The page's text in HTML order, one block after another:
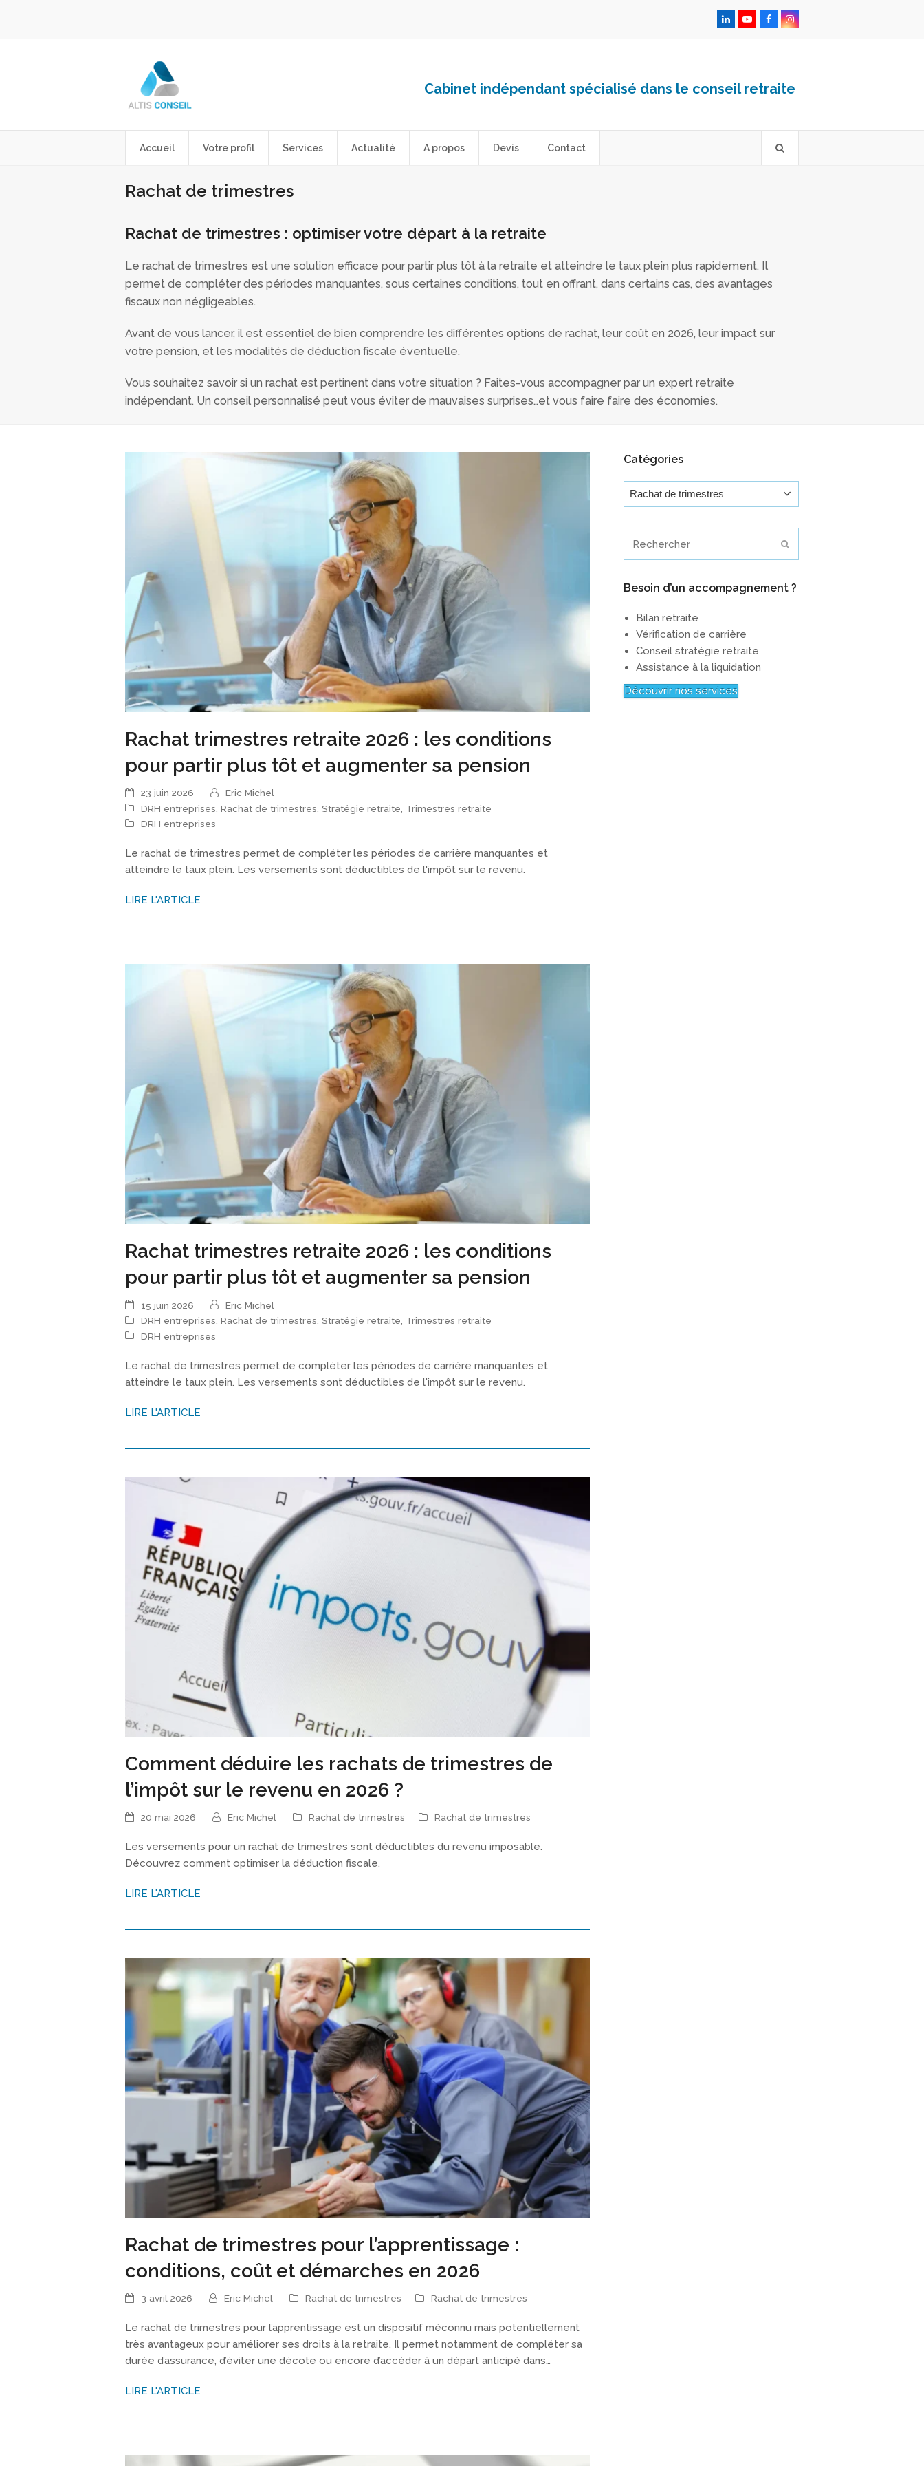
LinkedInYouTubeFacebookInstagram
Cabinet indépendant spécialisé dans le conseil retraite
Accueil Votre profil Services Actualité A propos Devis Contact
Rachat de trimestres
Rachat de trimestres : optimiser votre départ à la retraite
Le rachat de trimestres est une solution efficace pour partir plus tôt à la retraite et atteindre le taux plein plus rapidement. Il
permet de compléter des périodes manquantes, sous certaines conditions, tout en offrant, dans certains cas, des avantages
fiscaux non négligeables.
Avant de vous lancer, il est essentiel de bien comprendre les différentes options de rachat, leur coût en 2026, leur impact sur
votre pension, et les modalités de déduction fiscale éventuelle.
Vous souhaitez savoir si un rachat est pertinent dans votre situation ? Faites-vous accompagner par un expert retraite
indépendant. Un conseil personnalisé peut vous éviter de mauvaises surprises…et vous faire faire des économies.
Rachat trimestres retraite 2026 : les conditions
pour partir plus tôt et augmenter sa pension
23 juin 2026
Eric Michel
DRH entreprises Rachat de trimestres Stratégie retraite Trimestres retraite
DRH entreprises
Le rachat de trimestres permet de compléter les périodes de carrière manquantes et
atteindre le taux plein. Les versements sont déductibles de l'impôt sur le revenu.
LIRE L'ARTICLE
Rachat trimestres retraite 2026 : les conditions
pour partir plus tôt et augmenter sa pension
15 juin 2026
Eric Michel
DRH entreprises, Rachat de trimestres, Stratégie retraite, Trimestres retraite
DRH entreprises
Le rachat de trimestres permet de compléter les périodes de carrière manquantes et
atteindre le taux plein. Les versements sont déductibles de l'impôt sur le revenu.
LIRE L'ARTICLE
Comment déduire les rachats de trimestres de
l’impôt sur le revenu en 2026 ?
20 mai 2026 Eric Michel Rachat de trimestres Rachat de trimestres
Les versements pour un rachat de trimestres sont déductibles du revenu imposable.
Découvrez comment optimiser la déduction fiscale.
LIRE L'ARTICLE
Rachat de trimestres pour l’apprentissage :
conditions, coût et démarches en 2026
3 avril 2026 Eric Michel Rachat de trimestres Rachat de trimestres
Le rachat de trimestres pour l’apprentissage est un dispositif méconnu mais potentiellement
très avantageux pour améliorer ses droits à la retraite. Il permet notamment de compléter sa
durée d’assurance, d’éviter une décote ou encore d’accéder à un départ anticipé dans…
LIRE L'ARTICLE
Catégories
Catégories
Besoin d’un accompagnement ?
Bilan retraite
Vérification de carrière
Conseil stratégie retraite
Assistance à la liquidation
Découvrir nos services